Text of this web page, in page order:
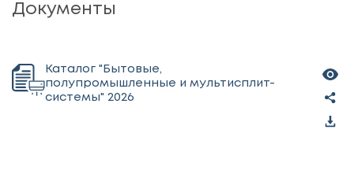
Документы
Каталог "Бытовые,
полупромышленные и мультисплит-
системы" 2026